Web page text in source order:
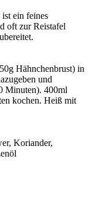
ein feines
oft zur Reistafel
Hähnchenbrust) in
und
Minuten). 400ml
kochen. Heiß mit
Koriander,